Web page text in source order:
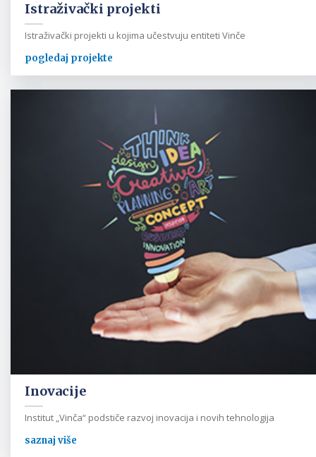
Istraživački projekti
Istraživački projekti u kojima učestvuju entiteti Vinče
pogledaj projekte
Inovacije
Institut „Vinča“ podstiče razvoj inovacija i novih tehnologija
saznaj više